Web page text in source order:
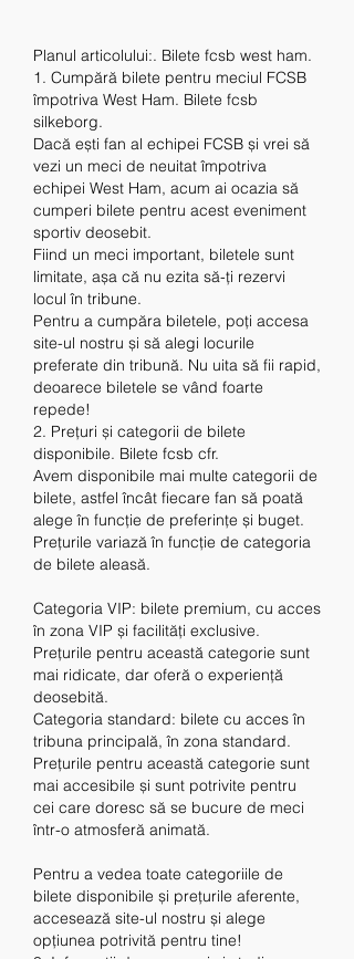
Planul articolului:. Bilete fcsb west ham.
1. Cumpără bilete pentru meciul FCSB
împotriva West Ham. Bilete fcsb
silkeborg.
Dacă ești fan al echipei FCSB și vrei să
vezi un meci de neuitat împotriva
echipei West Ham, acum ai ocazia să
cumperi bilete pentru acest eveniment
sportiv deosebit.
Fiind un meci important, biletele sunt
limitate, așa că nu ezita să-ți rezervi
locul în tribune.
Pentru a cumpăra biletele, poți accesa
site-ul nostru și să alegi locurile
preferate din tribună. Nu uita să fii rapid,
deoarece biletele se vând foarte
repede!
2. Prețuri și categorii de bilete
disponibile. Bilete fcsb cfr.
Avem disponibile mai multe categorii de
bilete, astfel încât fiecare fan să poată
alege în funcție de preferințe și buget.
Prețurile variază în funcție de categoria
de bilete aleasă.
Categoria VIP: bilete premium, cu acces
în zona VIP și facilități exclusive.
Prețurile pentru această categorie sunt
mai ridicate, dar oferă o experiență
deosebită.
Categoria standard: bilete cu acces în
tribuna principală, în zona standard.
Prețurile pentru această categorie sunt
mai accesibile și sunt potrivite pentru
cei care doresc să se bucure de meci
într-o atmosferă animată.
Pentru a vedea toate categoriile de
bilete disponibile și prețurile aferente,
accesează site-ul nostru și alege
opțiunea potrivită pentru tine!